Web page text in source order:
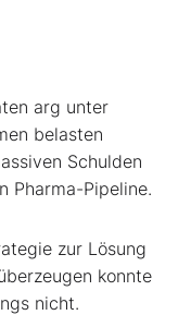
arg unter
belasten
Schulden
Pharma-Pipeline.
zur Lösung
konnte
nicht.